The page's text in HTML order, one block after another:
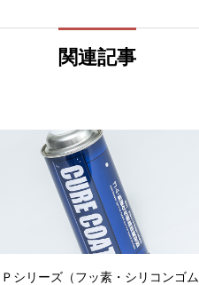
関連記事
Ｐシリーズ（フッ素・シリコンゴム